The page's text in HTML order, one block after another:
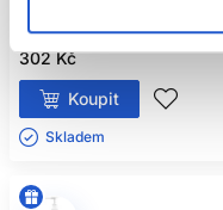
Kosmetické pomůcky
302 Kč
Koupit
Skladem ㅤ